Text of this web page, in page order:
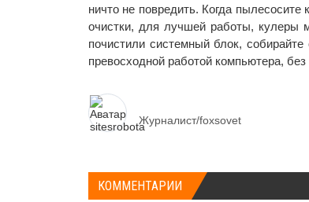
ничто не повредить. Когда
очистки, для лучшей работы, кулеры
почистили системный блок,
превосходной работой компьютера, без
Журналист/foxsovet
КОММЕНТАРИИ